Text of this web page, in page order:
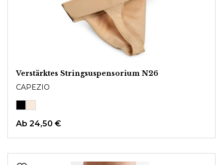
Verstärktes Stringsuspensorium N26
CAPEZIO
Ab 24,50 €